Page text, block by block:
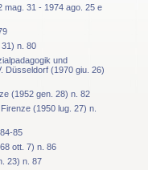
mag. 31 - 1974 ago. 25 e
n. 80
und
Düsseldorf (1970 giu. 26)
(1952 gen. 28) n. 82
(1950 lug. 27) n.
85
ott. 7) n. 86
23) n. 87